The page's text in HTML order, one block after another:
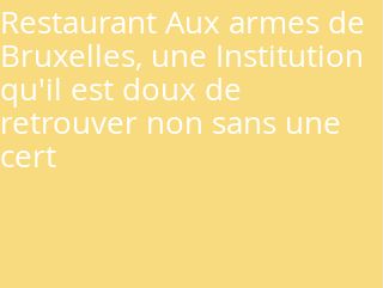
Restaurant Aux armes de
Bruxelles, une Institution
qu'il est doux de
retrouver non sans une
cert